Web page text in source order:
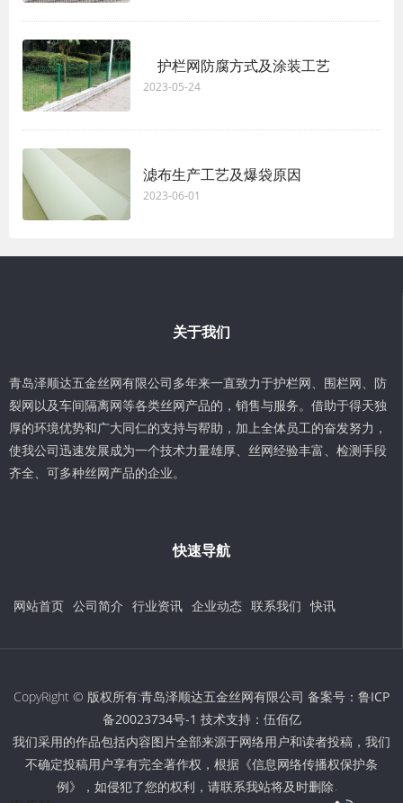
护栏网防腐方式及涂装工艺
2023-05-24
滤布生产工艺及爆袋原因
2023-06-01
关于我们
青岛泽顺达五金丝网有限公司多年来一直致力于护栏网、围栏网、防
裂网以及车间隔离网等各类丝网产品的，销售与服务。借助于得天独
厚的环境优势和广大同仁的支持与帮助，加上全体员工的奋发努力，
使我公司迅速发展成为一个技术力量雄厚、丝网经验丰富、检测手段
齐全、可多种丝网产品的企业。
快速导航
网站首页 公司简介 行业资讯 企业动态 联系我们 快讯
CopyRight © 版权所有:青岛泽顺达五金丝网有限公司 备案号： 鲁ICP
备20023734号-1 技术支持： 伍佰亿
我们采用的作品包括内容图片全部来源于网络用户和读者投稿，我们
不确定投稿用户享有完全著作权，根据《信息网络传播权保护条
例》，如侵犯了您的权利，请联系我站将及时删除。